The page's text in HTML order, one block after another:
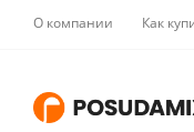
О компании Как